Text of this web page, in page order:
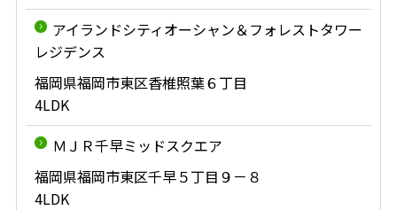
アイランドシティオーシャン＆フォレストタワー
レジデンス
福岡県福岡市東区香椎照葉６丁目
4LDK
ＭＪＲ千早ミッドスクエア
福岡県福岡市東区千早５丁目９－８
4LDK